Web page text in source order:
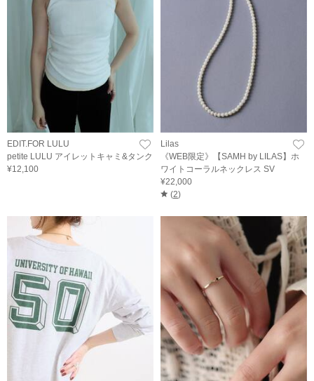
EDIT.FOR LULU
petite LULU アイレットキャミ&タンク
¥12,100
Lilas
《WEB限定》【SAMH by LILAS】ホ
ワイトコーラルネックレス SV
¥22,000
(2)